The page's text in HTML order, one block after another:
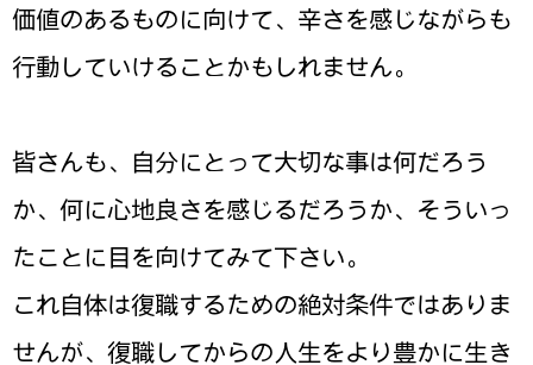
価値のあるものに向けて、辛さを感じながらも
行動していけることかもしれません。
皆さんも、自分にとって大切な事は何だろう
か、何に心地良さを感じるだろうか、そういっ
たことに目を向けてみて下さい。
これ自体は復職するための絶対条件ではありま
せんが、復職してからの人生をより豊かに生き